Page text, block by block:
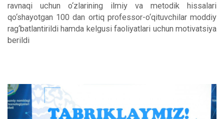
ravnaqi uchun o‘zlarining ilmiy va metodik hissalari
qo‘shayotgan 100 dan ortiq professor-o‘qituvchilar moddiy
rag‘batlantirildi hamda kelgusi faoliyatlari uchun motivatsiya
berildi